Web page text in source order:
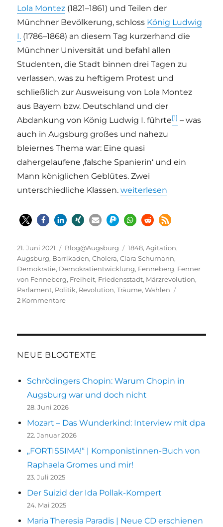
Lola Montez (1821–1861) und Teilen der
Münchner Bevölkerung, schloss König Ludwig
I. (1786–1868) an diesem Tag kurzerhand die
Münchner Universität und befahl allen
Studenten, die Stadt binnen drei Tagen zu
verlassen, was zu heftigem Protest und
schließlich zur Ausweisung von Lola Montez
aus Bayern bzw. Deutschland und der
Abdankung von König Ludwig I. führte[1] – was
auch in Augsburg großes und nahezu
bleiernes Thema war: Eine quasi
dahergelaufene ‚falsche Spanierin‘ und ein
Mann königlichen Geblütes. Zwei
unterschiedliche Klassen.„Daniel Fenner von
weiterlesen
Veröffentlicht
am
21. Juni 2021 Kategorien
Blog@Augsburg Schlagwörter
1848,Agitation,
Augsburg, Barrikaden,Cholera,Clara Schumann,
Demokratie, Demokratientwicklung, Fenneberg, Fenner
von Fenneberg, Freiheit, Friedensstadt, Märzrevolution,
Parlament, Politik, Revolution,Träume,Wahlen
2 Kommentarezu
–
Anti-
Revolutionär
NEUE BLOGTEXTE
Schrödingers Chopin: Warum Chopin in
Augsburg war und doch nicht
28. Juni 2026
Mozart – Das Wunderkind: Interview mit dpa
22. Januar 2026
„FORTISSIMA!“ | Komponistinnen-Buch von
Raphaela Gromes und mir!
23. Juli 2025
Der Suizid der Ida Pollak-Kompert
24. Mai 2025
Maria Theresia Paradis | Neue CD erschienen